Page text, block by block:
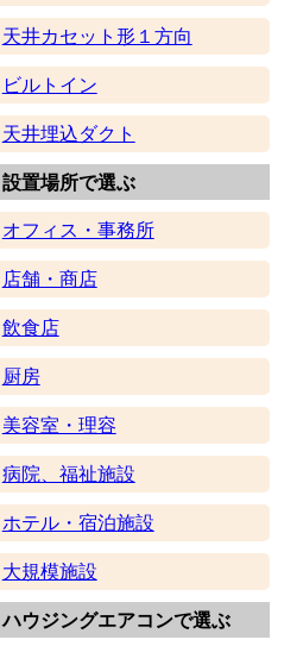
天井カセット形１方向
ビルトイン
天井埋込ダクト
設置場所で選ぶ
オフィス・事務所
店舗・商店
飲食店
厨房
美容室・理容
病院、福祉施設
ホテル・宿泊施設
大規模施設
ハウジングエアコンで選ぶ